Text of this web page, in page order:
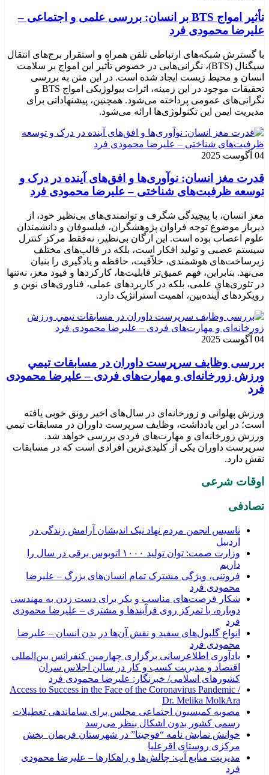
تأثیر امواج BTS بر انسان: بررسی علمی و اجتماعی –
علیرضا محمودی فرد
با گسترش شبکه‌های ارتباطی تلفن همراه و استقرار برج‌های انتقال
سیگنال (BTS)، نگرانی‌هایی در خصوص تأثیر این امواج بر سلامت
انسان و محیط زیست ایجاد شده است. در این متن به بررسی
تحقیقات موجود در این زمینه، اثرات بیولوژیکی امواج BTS و
نگرانی‌های عمومی پرداخته می‌شود. همچنین، پیشنهاداتی برای
مدیریت ایمن این تکنولوژی‌ها ارائه می‌شود.
04 آگوست 2025
قدرت مغز انسان: نوآوری‌ها و افق‌های آینده در درک و
توسعه ظرفیت‌های شناختی – علیرضا محمودی فرد
مغز انسان، با پیچیدگی شگرف و توانمندی‌های بی‌نظیر خود، از
دیرباز موضوع توجه فراوان پژوهشگران، فیلسوفان و دانشمندان
علوم اعصاب بوده است. این ارگان بی‌نظیر، نه‌فقط مرکز کنترل
سیستم عصبی و تولید افکار است، بلکه در قالب‌های مختلف
زیرساخت‌های هوشمندی، خلاّقیت، حافظه و یادگیری را بنیان
می‌نهد. بنابراین، فهم عمیق‌تر قابلیت‌ها، کارکردها و قیود مغز، نه‌تنها
در تئوری‌های علمی، بلکه در کاربردهای عملی، فناوری‌های نوین و
رویکردهای آینده‌بین، اهمیت استراتژیک دارد.
04 آگوست 2025
بررسی وظايف سرپرست داوران در مسابقات تیمي
ورزش زورخانه‌ای و مهارت‌های فردی – علیرضا محمودی
فرد
ورزش پهلوانی و زورخانه‌ای در سال‌های اخیر رونق خوبی یافته
است؛ در این یادداشت، وظایف سرپرست داوران در مسابقات تیمي
ورزش زورخانه‌ای و مهارت‌های فردی بررسی خواهد شد.
سرپرست داوران یکی از کلیدی‌ترین افرادی است که در مسابقات
نقش دارد.
اوقات شرعی
تصادفی
تاسیس انجمن مردم نهاد نیک اندیشان آرامش زندگی در
اردبیل
وزارت صمت: توان تولید ۱۰۰۰ اتوبوس برقی در سال را
داریم
فروتنی، ویژگی مشترک تمام انسان‌های بزرگ – علیرضا
محمودی فرد
شکار فرصت‌های مناسب و بکر برای دست زدن به مهندسی
دوباره، با تمرکز روی فرآیندها و مشتری – علیرضا محمودی
فرد
انواع گلبول‌های سفید و نقش آن‌ها در بدن انسان – علیرضا
محمودی فرد
یادآوری اطلاعرسانی برگزاری چهارمین کنفرانس بین‌المللی
اقتصاد و مدیریت کسب و کار در سالن اجلاس سران
کشورهای اسلامی/ خبرنگار: علیرضا محمودی فرد
Access to Success in the Face of the Coronavirus Pandemic /
Dr. Melika MolkAra
مصوبه کمیسیون اجتماعی مجلس برای ساماندهی تعطیلات
رسمی کشور بدون اشکال بنظر می‌رسد
خوانش نمایش نامه “فوجیتا” در شهرستان فریمان_بخش
مرکزی روستای اقرعلیا
مدیریت منابع آب: چالش‌ها و راهکارها – علیرضا محمودی
فرد